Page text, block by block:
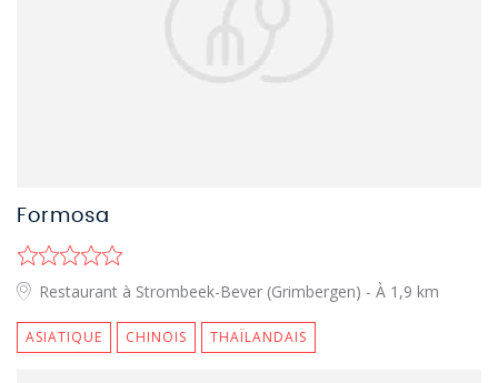
Formosa
Restaurant à Strombeek-Bever (Grimbergen) - À 1,9 km
ASIATIQUE CHINOIS THAÏLANDAIS